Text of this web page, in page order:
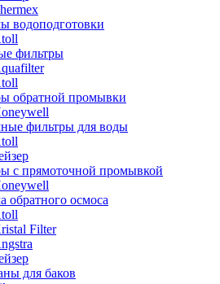
водоподготовки
фильтры
обратной промывки
фильтры для воды
с прямоточной промывкой
обратного осмоса
Filter
для баков